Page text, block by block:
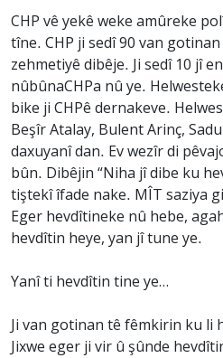
CHP vê yekê weke amûreke
tîne. CHP ji sedî 90 van gotinan
zehmetiyê dibêje. Ji sedî 10 jî
nûbûnaCHPa nû ye.
bike ji CHPê dernakeve.
Beşîr Atalay, Bulent Arinç,
daxuyanî dan. Ev wezîr di
bûn. Dibêjin “Niha jî dibe ku
tiştekî îfade nake. MÎT saziya
Eger hevdîtineke nû hebe,
hevdîtin heye, yan jî tune ye.
Yanî ti hevdîtin tine ye…
Ji van gotinan tê fêmkirin ku li
Jixwe eger ji vir û şûnde